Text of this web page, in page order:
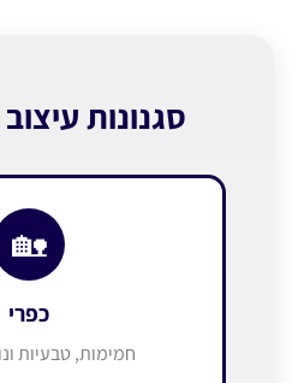
סגנונות
🏡
כפרי
חמימות, טבעיות